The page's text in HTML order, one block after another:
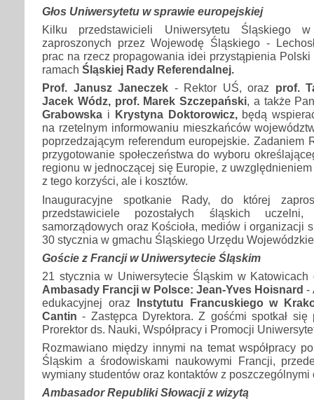
Głos Uniwersytetu w sprawie europejskiej
Kilku przedstawicieli Uniwersytetu Śląskiego w
zaproszonych przez Wojewodę Śląskiego -
prac na rzecz propagowania idei przystąpienia
ramach Śląskiej Rady Referendalnej.
Prof. Janusz Janeczek - Rektor UŚ, oraz prof.
Jacek Wódz, prof. Marek Szczepański, a także
Grabowska i Krystyna Doktorowicz,będą
na rzetelnym informowaniu mieszkańców
poprzedzającym referendum europejskie. Zadaniem
przygotowanie społeczeństwa do wyboru
regionu w jednoczącej się Europie, z
z tego korzyści, ale i kosztów.
Inauguracyjne spotkanie Rady, do której
przedstawiciele pozostałych śląskich
samorządowych oraz Kościoła, mediów i organizacji
30 stycznia w gmachu Śląskiego Urzędu
Goście z Francji w Uniwersytecie Śląskim
21 stycznia w Uniwersytecie Śląskim w Katowicach
Ambasady Francji w Polsce: Jean-Yves Hoisnard -
edukacyjnej oraz Instytutu Francuskiego w
Cantin - Zastępca Dyrektora. Z gośćmi spotkał się
Prorektor ds. Nauki, Współpracy i Promocji
Rozmawiano między innymi na temat współpracy
Śląskim a środowiskami naukowymi Francji,
wymiany studentów oraz kontaktów z
Ambasador Republiki Słowacji z wizytą